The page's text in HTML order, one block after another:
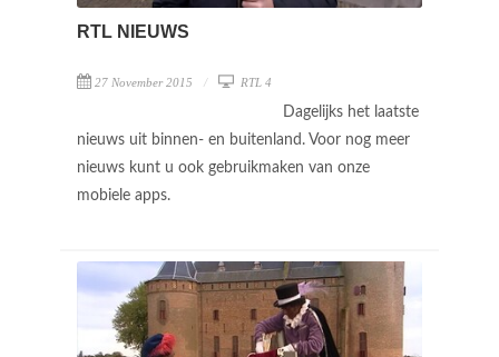
RTL NIEUWS
27 November 2015 RTL 4
Dagelijks het laatste
nieuws uit binnen- en buitenland. Voor nog meer
nieuws kunt u ook gebruikmaken van onze
mobiele apps.